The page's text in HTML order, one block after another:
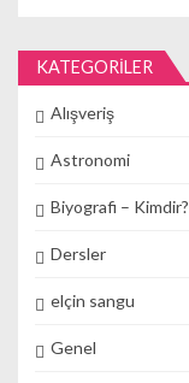
KATEGORILER
Alışveriş
Astronomi
Biyografi – Kimdir?
Dersler
elçin sangu
Genel